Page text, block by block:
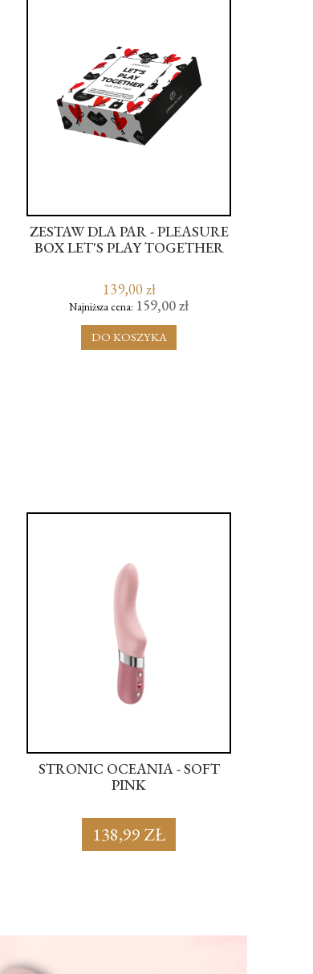
ZESTAW DLA PAR - PLEASURE
BOX LET'S PLAY TOGETHER
139,00 zł
Najniższa cena: 159,00 zł
DO KOSZYKA
STRONIC OCEANIA - SOFT
PINK
138,99 ZŁ